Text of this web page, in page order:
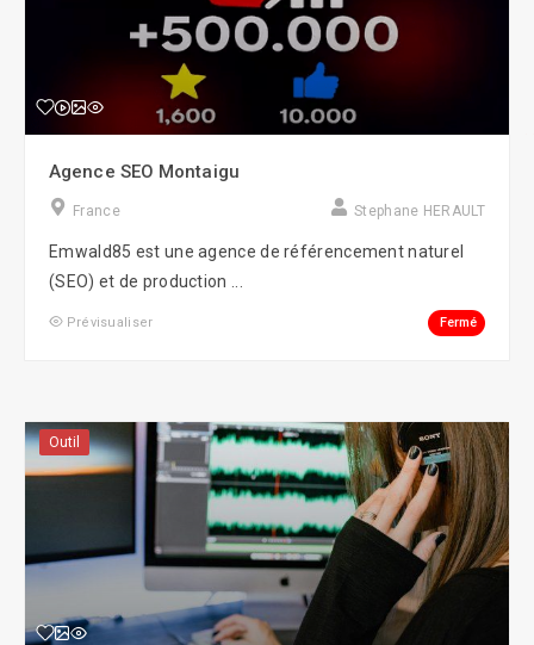
Agence SEO Montaigu
France Stephane HERAULT
Emwald85 est une agence de référencement naturel
(SEO) et de production ...
Prévisualiser Fermé
Outil